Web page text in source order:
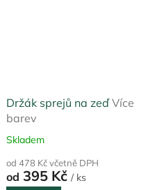
Držák sprejů na zeď Více
barev
Skladem
od 478 Kč včetně DPH
od 395 Kč / ks